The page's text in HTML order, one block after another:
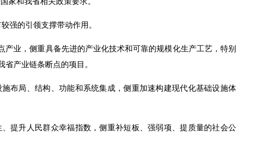
强的引领支撑带动作用。
产业，侧重具备先进的产业化技术和可靠的规模化生产工艺，特别
省产业链条断点的项目。
布局、结构、功能和系统集成，侧重加速构建现代化基础设施体
提升人民群众幸福指数，侧重补短板、强弱项、提质量的社会公